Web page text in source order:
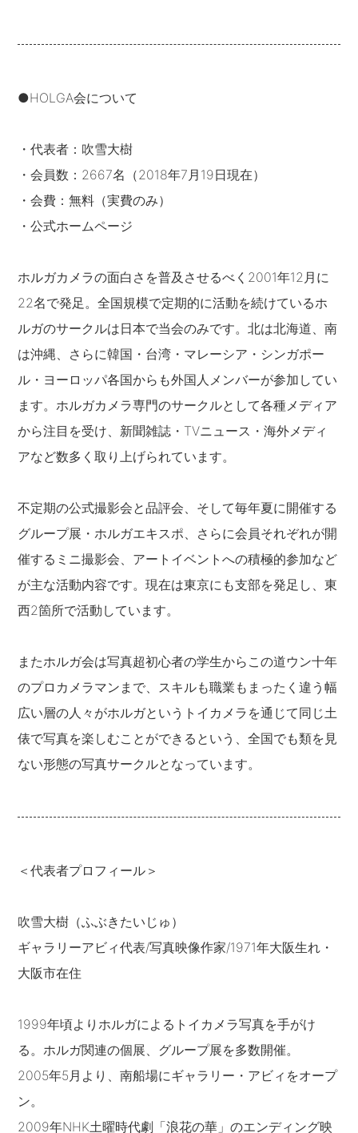
●HOLGA会について
・代表者：吹雪大樹
・会員数：2667名（2018年7月19日現在）
・会費：無料（実費のみ）
・公式ホームページ
ホルガカメラの面白さを普及させるべく2001年12月に
22名で発足。全国規模で定期的に活動を続けているホ
ルガのサークルは日本で当会のみです。北は北海道、南
は沖縄、さらに韓国・台湾・マレーシア・シンガポー
ル・ヨーロッパ各国からも外国人メンバーが参加してい
ます。ホルガカメラ専門のサークルとして各種メディア
から注目を受け、新聞雑誌・TVニュース・海外メディ
アなど数多く取り上げられています。
不定期の公式撮影会と品評会、そして毎年夏に開催する
グループ展・ホルガエキスポ、さらに会員それぞれが開
催するミニ撮影会、アートイベントへの積極的参加など
が主な活動内容です。現在は東京にも支部を発足し、東
西2箇所で活動しています。
またホルガ会は写真超初心者の学生からこの道ウン十年
のプロカメラマンまで、スキルも職業もまったく違う幅
広い層の人々がホルガというトイカメラを通じて同じ土
俵で写真を楽しむことができるという、全国でも類を見
ない形態の写真サークルとなっています。
＜代表者プロフィール＞
吹雪大樹（ふぶきたいじゅ）
ギャラリーアビィ代表/写真映像作家/1971年大阪生れ・
大阪市在住
1999年頃よりホルガによるトイカメラ写真を手がけ
る。ホルガ関連の個展、グループ展を多数開催。
2005年5月より、南船場にギャラリー・アビィをオープ
ン。
2009年NHK土曜時代劇「浪花の華」のエンディング映